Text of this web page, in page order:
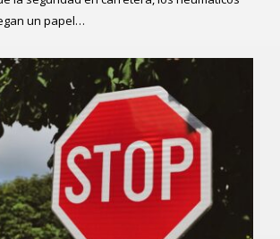
un papel…